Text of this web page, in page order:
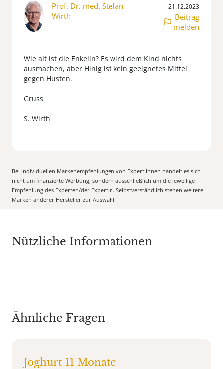
Prof. Dr. med. Stefan
Wirth
21.12.2023
Beitrag
melden
Wie alt ist die Enkelin? Es wird dem Kind nichts
ausmachen, aber Hinig ist kein geeignetes Mittel
gegen Husten.
Gruss
Bei individuellen Markenempfehlungen von Expert:Innen handelt es sich
nicht um finanzierte Werbung, sondern ausschließlich um die jeweilige
Empfehlung des Experten/der Expertin. Selbstverständlich stehen weitere
Marken anderer Hersteller zur Auswahl.
Nützliche Informationen
Ähnliche Fragen
Joghurt 11 Monate